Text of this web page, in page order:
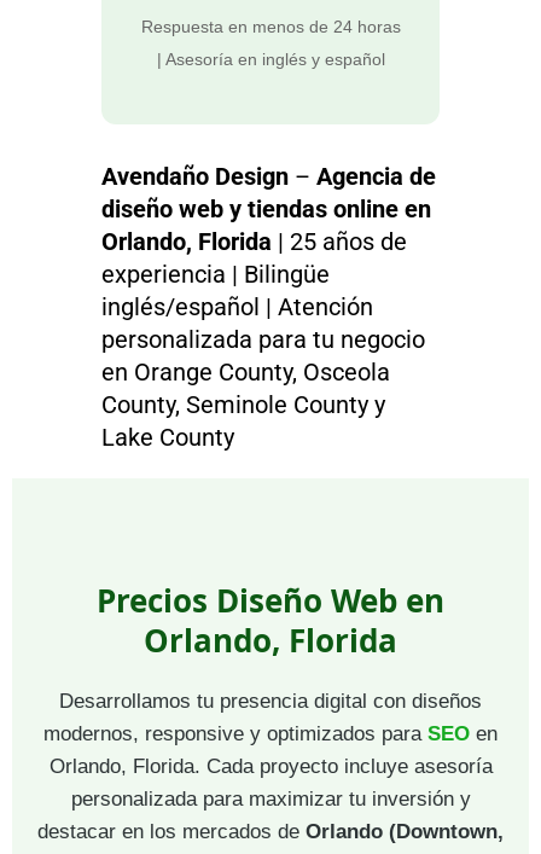
Respuesta en menos de 24 horas
| Asesoría en inglés y español
Avendaño Design – Agencia de
diseño web y tiendas online en
Orlando, Florida | 25 años de
experiencia | Bilingüe
inglés/español | Atención
personalizada para tu negocio
en Orange County, Osceola
County, Seminole County y
Lake County
Precios Diseño Web en
Orlando, Florida
Desarrollamos tu presencia digital con diseños
modernos, responsive y optimizados para SEO en
Orlando, Florida. Cada proyecto incluye asesoría
personalizada para maximizar tu inversión y
destacar en los mercados de Orlando (Downtown,